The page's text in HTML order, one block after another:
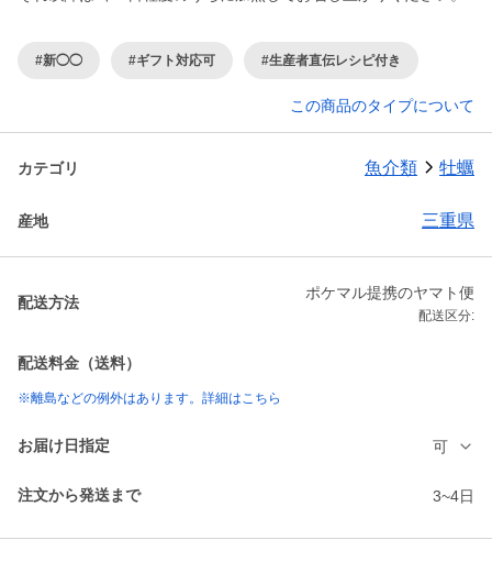
#新◯◯ #ギフト対応可 #生産者直伝レシピ付き
この商品のタイプについて
カテゴリ 魚介類 牡蠣
産地 三重県
配送方法
ポケマル提携のヤマト便
配送区分:
配送料金（送料）
※離島などの例外はあります。詳細はこちら
お届け日指定 可
注文から発送まで 3~4日